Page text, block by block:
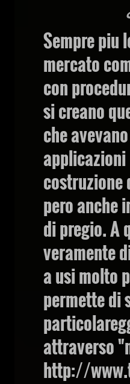
Sempre piu
mercato
con
si creano
che
applicazioni
costruzione
pero anche
di pregio. A
veramente
a usi molto
permette di
attraverso
http://